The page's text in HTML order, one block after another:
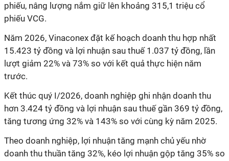
phiếu, nâng lượng nắm giữ lên khoảng 315,1 triệu cổ
phiếu VCG.
Năm 2026, Vinaconex đặt kế hoạch doanh thu hợp nhất
15.423 tỷ đồng và lợi nhuận sau thuế 1.037 tỷ đồng, lần
lượt giảm 22% và 73% so với kết quả thực hiện năm
trước.
Kết thúc quý I/2026, doanh nghiệp ghi nhận doanh thu
hơn 3.424 tỷ đồng và lợi nhuận sau thuế gần 369 tỷ đồng,
tăng tương ứng 32% và 143% so với cùng kỳ năm 2025.
Theo doanh nghiệp, lợi nhuận tăng mạnh chủ yếu nhờ
doanh thu thuần tăng 32%, kéo lợi nhuận gộp tăng 35% so